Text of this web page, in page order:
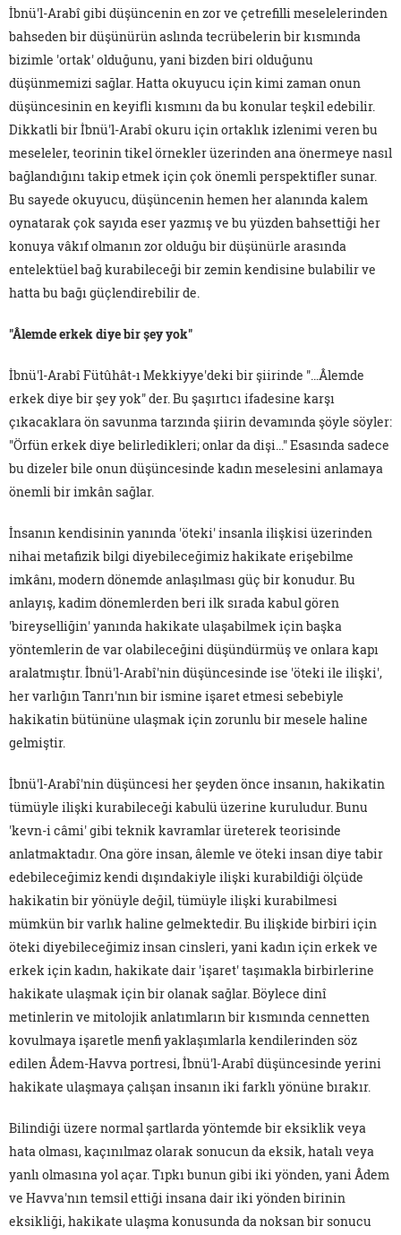
İbnü'l-Arabî gibi düşüncenin en zor ve çetrefilli meselelerinden
bahseden bir düşünürün aslında tecrübelerin bir kısmında
bizimle 'ortak' olduğunu, yani bizden biri olduğunu
düşünmemizi sağlar. Hatta okuyucu için kimi zaman onun
düşüncesinin en keyifli kısmını da bu konular teşkil edebilir.
Dikkatli bir İbnü'l-Arabî okuru için ortaklık izlenimi veren bu
meseleler, teorinin tikel örnekler üzerinden ana önermeye nasıl
bağlandığını takip etmek için çok önemli perspektifler sunar.
Bu sayede okuyucu, düşüncenin hemen her alanında kalem
oynatarak çok sayıda eser yazmış ve bu yüzden bahsettiği her
konuya vâkıf olmanın zor olduğu bir düşünürle arasında
entelektüel bağ kurabileceği bir zemin kendisine bulabilir ve
hatta bu bağı güçlendirebilir de.
"Âlemde erkek diye bir şey yok"
İbnü'l-Arabî Fütûhât-ı Mekkiyye'deki bir şiirinde "…Âlemde
erkek diye bir şey yok" der. Bu şaşırtıcı ifadesine karşı
çıkacaklara ön savunma tarzında şiirin devamında şöyle söyler:
"Örfün erkek diye belirledikleri; onlar da dişi..." Esasında sadece
bu dizeler bile onun düşüncesinde kadın meselesini anlamaya
önemli bir imkân sağlar.
İnsanın kendisinin yanında 'öteki' insanla ilişkisi üzerinden
nihai metafizik bilgi diyebileceğimiz hakikate erişebilme
imkânı, modern dönemde anlaşılması güç bir konudur. Bu
anlayış, kadim dönemlerden beri ilk sırada kabul gören
'bireyselliğin' yanında hakikate ulaşabilmek için başka
yöntemlerin de var olabileceğini düşündürmüş ve onlara kapı
aralatmıştır. İbnü'l-Arabî'nin düşüncesinde ise 'öteki ile ilişki',
her varlığın Tanrı'nın bir ismine işaret etmesi sebebiyle
hakikatin bütününe ulaşmak için zorunlu bir mesele haline
gelmiştir.
İbnü'l-Arabî'nin düşüncesi her şeyden önce insanın, hakikatin
tümüyle ilişki kurabileceği kabulü üzerine kuruludur. Bunu
'kevn-i câmi' gibi teknik kavramlar üreterek teorisinde
anlatmaktadır. Ona göre insan, âlemle ve öteki insan diye tabir
edebileceğimiz kendi dışındakiyle ilişki kurabildiği ölçüde
hakikatin bir yönüyle değil, tümüyle ilişki kurabilmesi
mümkün bir varlık haline gelmektedir. Bu ilişkide birbiri için
öteki diyebileceğimiz insan cinsleri, yani kadın için erkek ve
erkek için kadın, hakikate dair 'işaret' taşımakla birbirlerine
hakikate ulaşmak için bir olanak sağlar. Böylece dinî
metinlerin ve mitolojik anlatımların bir kısmında cennetten
kovulmaya işaretle menfi yaklaşımlarla kendilerinden söz
edilen Âdem-Havva portresi, İbnü'l-Arabî düşüncesinde yerini
hakikate ulaşmaya çalışan insanın iki farklı yönüne bırakır.
Bilindiği üzere normal şartlarda yöntemde bir eksiklik veya
hata olması, kaçınılmaz olarak sonucun da eksik, hatalı veya
yanlı olmasına yol açar. Tıpkı bunun gibi iki yönden, yani Âdem
ve Havva'nın temsil ettiği insana dair iki yönden birinin
eksikliği, hakikate ulaşma konusunda da noksan bir sonucu